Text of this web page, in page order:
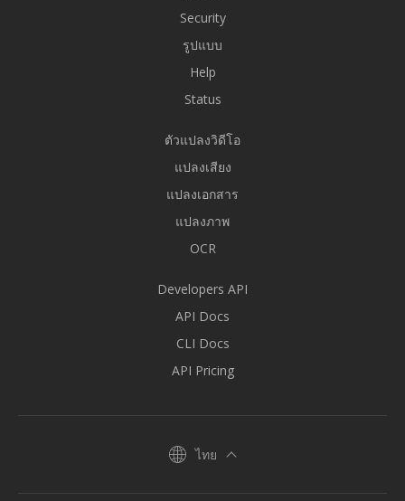
Security
รูปแบบ
Help
Status
ตัวแปลงวิดีโอ
แปลงเสียง
แปลงเอกสาร
แปลงภาพ
OCR
Developers API
API Docs
CLI Docs
API Pricing
ไทย